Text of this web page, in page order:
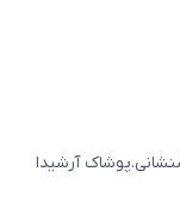
آرشیدا